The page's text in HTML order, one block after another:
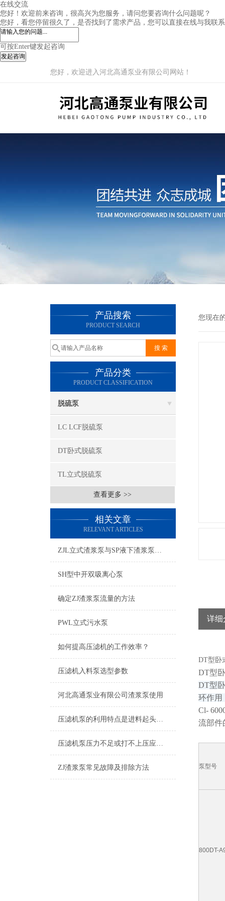
在线交流
您好！欢迎前来咨询，很高兴为您服务，请问您要咨询什么问题呢？
您好，看您停留很久了，是否找到了需求产品，您可以直接在线与我联系
可按Enter键发起咨询
发起咨询
您好，欢迎进入河北高通泵业有限公司网站！
产品搜索
PRODUCT SEARCH
产品分类
PRODUCT CLASSIFICATION
脱硫泵
LC LCF脱硫泵
DT卧式脱硫泵
TL立式脱硫泵
查看更多 >>
相关文章
RELEVANT ARTICLES
ZJL立式渣浆泵与SP液下渣浆泵，两种型号上有什么不同
SH型中开双吸离心泵
确定ZJ渣浆泵流量的方法
PWL立式污水泵
如何提高压滤机的工作效率？
压滤机入料泵选型参数
河北高通泵业有限公司渣浆泵使用
压滤机泵的利用特点是进料起头时的流量大扬程低，到后期是小流量高扬程
压滤机泵压力不足或打不上压应从哪几个方面找原因
ZJ渣浆泵常见故障及排除方法
您现在
详细
DT型卧
DT型
DT型
环作用
Cl-
流部件
泵型号
800DT-